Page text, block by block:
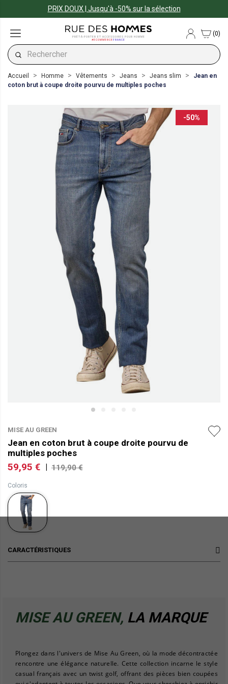
PRIX DOUX | Jusqu'à -50% sur la sélection
PRÊT-À-PORTER ET ACCESSOIRES POUR HOMME
#ECOMMERCEFRANCE
(0)
Accueil Homme Vêtements Jeans Jeans slim
Jean en
coton brut à coupe droite pourvu de multiples poches
-50%
MISE AU GREEN
Jean en coton brut à coupe droite pourvu de
multiples poches
59,95 € 119,90 €
Coloris
CARACTÉRISTIQUES
MISE AU GREEN, LA MARQUE
Plongez dans l'univers de Mise Au Green, où la mode décontractée
rencontre une élégance naturelle. Cette collection incarne le style
casual français avec un twist golf, offrant des pièces bien coupées